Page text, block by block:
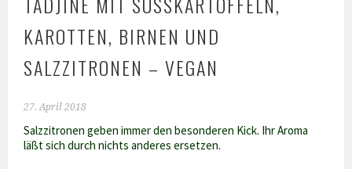
AROTTEN, BIRNEN UND S
ALZZITRONEN – VEGAN
27. April 2018
Salzzitronen geben immer den besonderen Kick. Ihr Aroma
läßt sich durch nichts anderes ersetzen.